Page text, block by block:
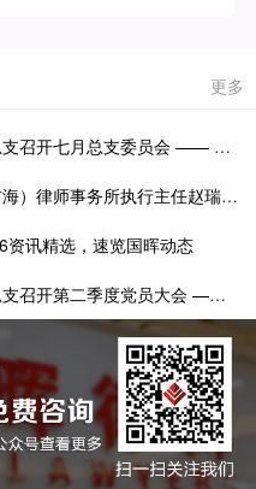
更多
支召开七月总支委员会 —— 学
）律师事务所执行主任赵瑞媛
资讯精选，速览国晖动态
支召开第二季度党员大会 ——
务暖基层